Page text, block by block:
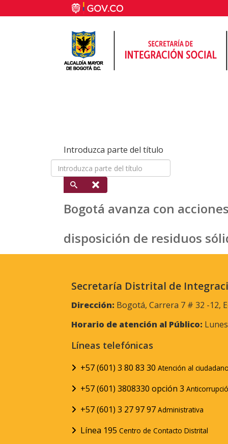
Introduzca parte del título
Bogotá avanza con
disposición de residuos
Secretaría Distrital de
Dirección: Bogotá, Carrera 7 # 32 -12,
Horario de atención al Público:
Líneas telefónicas
+57 (601) 3 80 83 30 Atención al
+57 (601) 3808330 opción 3
+57 (601) 3 27 97 97 Administrativa
Línea 195 Centro de Contacto Distrital